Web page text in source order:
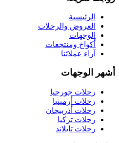
الرئيسية
العروض والرحلات
الوجهات
أكواخ ومنتجعات
آراء عملائنا
أشهر الوجهات
رحلات جورجيا
رحلات أرمينيا
رحلات أذربيجان
رحلات تركيا
رحلات تايلاند